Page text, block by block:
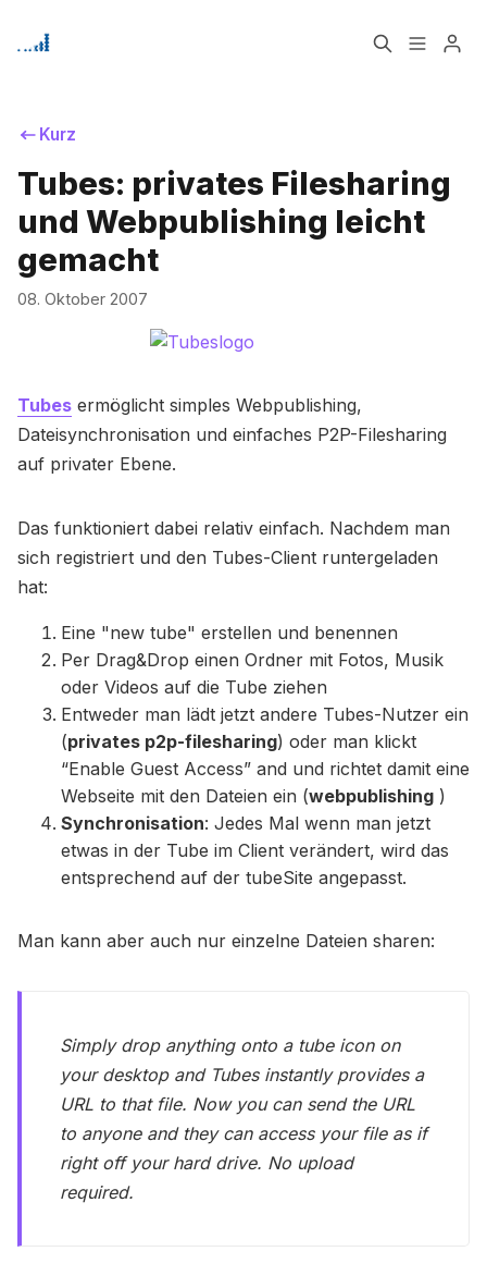
Home
Bitte geben Sie mindestens 3 Zeichen ein
Kurz
Tubes: privates Filesharing
und Webpublishing leicht
gemacht
08. Oktober 2007
Tubes ermöglicht simples Webpublishing,
Dateisynchronisation und einfaches P2P-Filesharing
auf privater Ebene.
Das funktioniert dabei relativ einfach. Nachdem man
sich registriert und den Tubes-Client runtergeladen
hat:
Eine "new tube" erstellen und benennen
Per Drag&Drop einen Ordner mit Fotos, Musik
oder Videos auf die Tube ziehen
Entweder man lädt jetzt andere Tubes-Nutzer ein
(privates p2p-filesharing) oder man klickt
“Enable Guest Access” and und richtet damit eine
Webseite mit den Dateien ein (webpublishing )
Synchronisation: Jedes Mal wenn man jetzt
etwas in der Tube im Client verändert, wird das
entsprechend auf der tubeSite angepasst.
Man kann aber auch nur einzelne Dateien sharen:
Simply drop anything onto a tube icon on
your desktop and Tubes instantly provides a
URL to that file. Now you can send the URL
to anyone and they can access your file as if
right off your hard drive. No upload
required.